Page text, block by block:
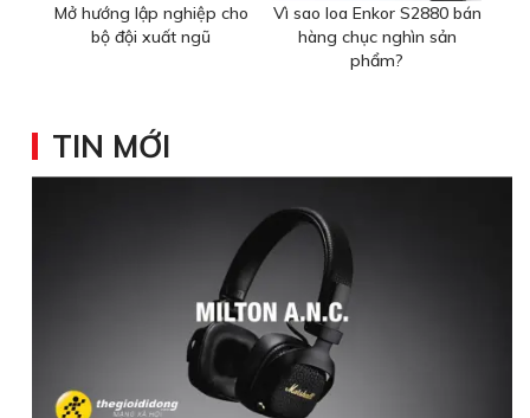
Mở hướng lập nghiệp cho
bộ đội xuất ngũ
Vì sao loa Enkor S2880 bán
hàng chục nghìn sản
phẩm?
TIN MỚI